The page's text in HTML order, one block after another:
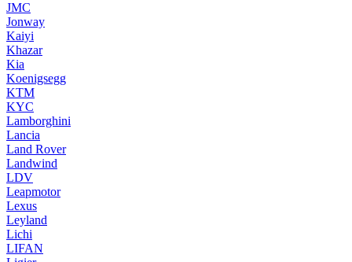
JMC
Jonway
Kaiyi
Khazar
Kia
Koenigsegg
KTM
KYC
Lamborghini
Lancia
Land Rover
Landwind
LDV
Leapmotor
Lexus
Leyland
Lichi
LIFAN